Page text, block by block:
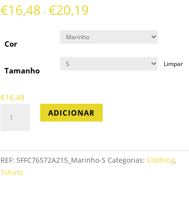
€16,48 – €20,19
Cor
Tamanho
Limpar
€16,48
manga
curta
ADICIONAR
REF: 5FFC76572A215_Marinho-S Categorias: Clothing,
Tshirts